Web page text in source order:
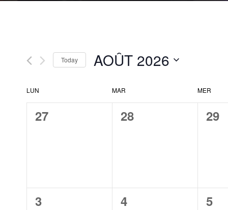
Today AOÛT 2026
Calendar
of
Events
LUN MAR MER
0
27
0
28
0
29
0
3
0
4
0
5